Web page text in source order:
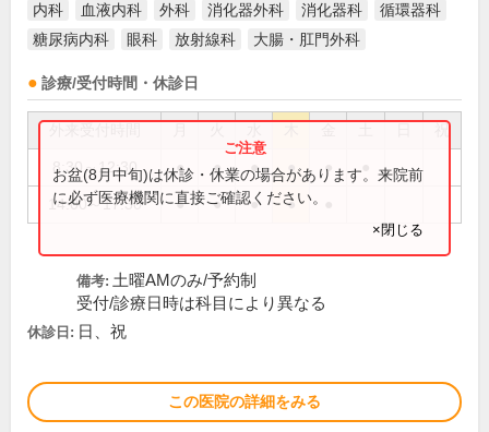
内科 血液内科 外科 消化器外科 消化器科
循環器科
糖尿病内科
眼科 放射線科 大腸・肛門外科
診療/受付時間・休診日
祝
8:30～12:30 ● ● ● ● ●
14:00～17:30 ● ● ● ●
お盆(8月中旬)は休診・休業の場合があります。来院前
に必ず医療機関に直接ご確認ください。
×閉じる
備考: 土曜AMのみ/予約制
受付/診療日時は科目により異なる
休診日: 日、祝
この医院の詳細をみる